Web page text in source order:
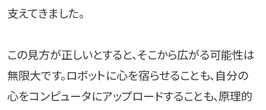
支えてきました。
この見方が正しいとすると、そこから広がる可能性は
無限大です。ロボットに心を宿らせることも、自分の
心をコンピュータにアップロードすることも、原理的